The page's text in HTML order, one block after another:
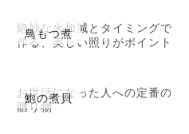
鳥もつ煮
絶妙な火加減とタイミングで
作る、美しい照りがポイント
鮑の煮貝
お世話になった人への定番の
贈り物